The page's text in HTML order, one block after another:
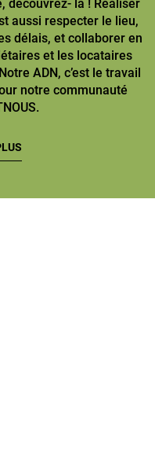
découvrez- la ! Réaliser
aussi respecter le lieu,
délais, et collaborer en
et les locataires
ADN, c’est le travail
notre communauté